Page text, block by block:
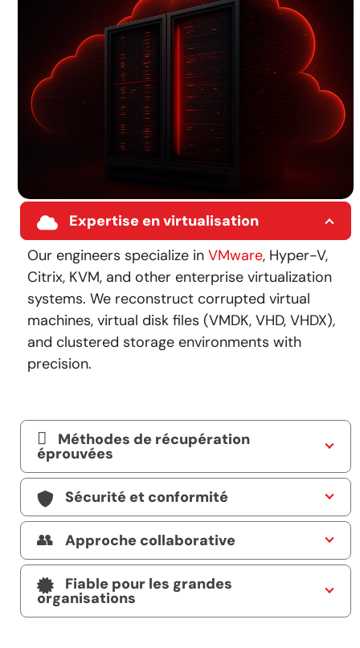
Expertise en virtualisation
Our engineers specialize in VMware, Hyper-V,
Citrix, KVM, and other enterprise virtualization
systems. We reconstruct corrupted virtual
machines, virtual disk files (VMDK, VHD, VHDX),
and clustered storage environments with
precision.
Méthodes de récupération
éprouvées
Sécurité et conformité
Approche collaborative
Fiable pour les grandes
organisations